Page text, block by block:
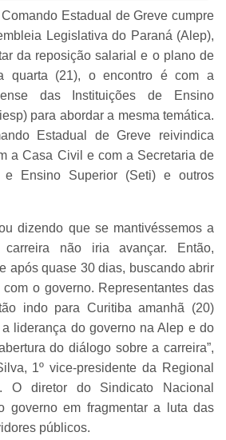
Estadual de Greve cumpre
Legislativa do Paraná (Alep),
da reposição salarial e o plano de
quarta (21), o encontro é com a
das Instituições de Ensino
para abordar a mesma temática.
Estadual de Greve reivindica
a Casa Civil e com a Secretaria de
e Ensino Superior (Seti) e outros
dizendo que se mantivéssemos a
não iria avançar. Então,
após quase 30 dias, buscando abrir
o governo. Representantes das
indo para Curitiba amanhã (20)
liderança do governo na Alep e do
do diálogo sobre a carreira”,
1º vice-presidente da Regional
O diretor do Sindicato Nacional
governo em fragmentar a luta das
públicos.